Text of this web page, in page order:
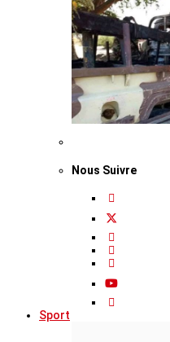
Nous Suivre
Sport